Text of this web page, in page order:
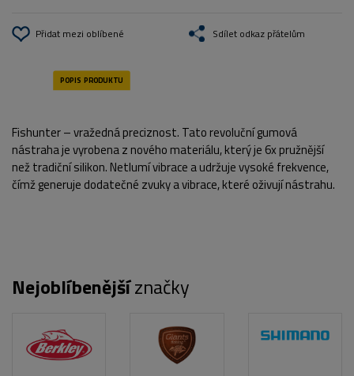
Přidat mezi oblíbené Sdílet odkaz přátelům
Fishunter – vražedná preciznost. Tato revoluční gumová
nástraha je vyrobena z nového materiálu, který je 6x pružnější
než tradiční silikon. Netlumí vibrace a udržuje vysoké frekvence,
čímž generuje dodatečné zvuky a vibrace, které oživují nástrahu.
Nejoblíbenějšíznačky